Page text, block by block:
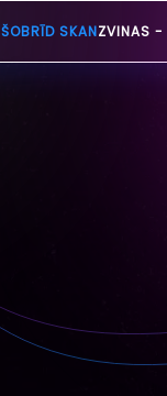
ŠOBRĪD SKANZVINAS -